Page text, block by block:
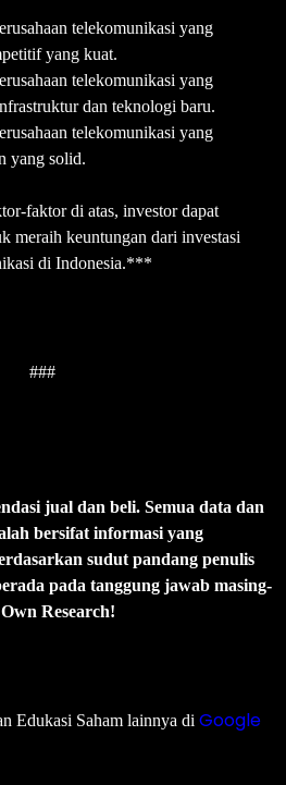
telekomunikasi yang
yang kuat.
telekomunikasi yang
dan teknologi baru.
telekomunikasi yang
yang solid.
faktor di atas, investor dapat
meraih keuntungan dari investasi
di Indonesia.***
###
jual dan beli. Semua data dan
bersifat informasi yang
sudut pandang penulis
pada tanggung jawab masing-
Research!
Edukasi Saham lainnya di Google